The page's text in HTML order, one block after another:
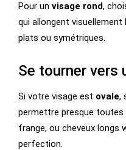
Pour un visage rond,
qui allongent
plats ou symétriques.
Se tourner vers
Si votre visage est ovale,
permettre presque
frange, ou cheveux longs
perfection.